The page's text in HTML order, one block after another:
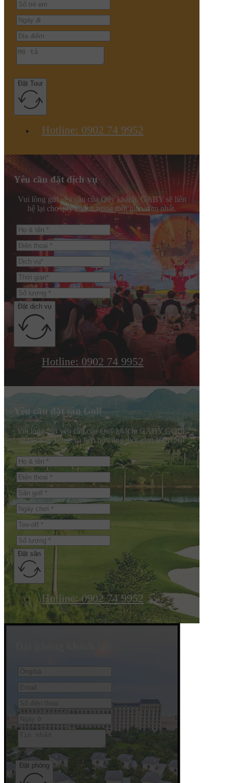
Đặt Tour
Hotline: 0902 74 9952
Yêu cầu đặt dịch vụ
Vui lòng gửi yêu cầu của Qúy khách, GABY sẽ liên
hệ lại cho quý khách trong thời gian sớm nhất.
Đặt dịch vụ
Hotline: 0902 74 9952
Yêu cầu đặt sân Golf
Vui lòng gửi yêu cầu của Quý khách, GABY GOLF
sẽ book giờ chơi và liên hệ trong thời gian sớm nhất
Đặt sân
Hotline: 0902 74 9952
Đặt phòng